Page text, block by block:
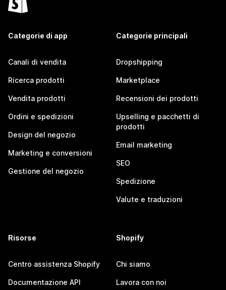
Categorie di app
Canali di vendita
Ricerca prodotti
Vendita prodotti
Ordini e spedizioni
Design del negozio
Marketing e conversioni
Gestione del negozio
Categorie principali
Dropshipping
Marketplace
Recensioni dei prodotti
Upselling e pacchetti di
prodotti
Email marketing
SEO
Spedizione
Valute e traduzioni
Risorse
Centro assistenza Shopify
Documentazione API
Shopify
Chi siamo
Lavora con noi